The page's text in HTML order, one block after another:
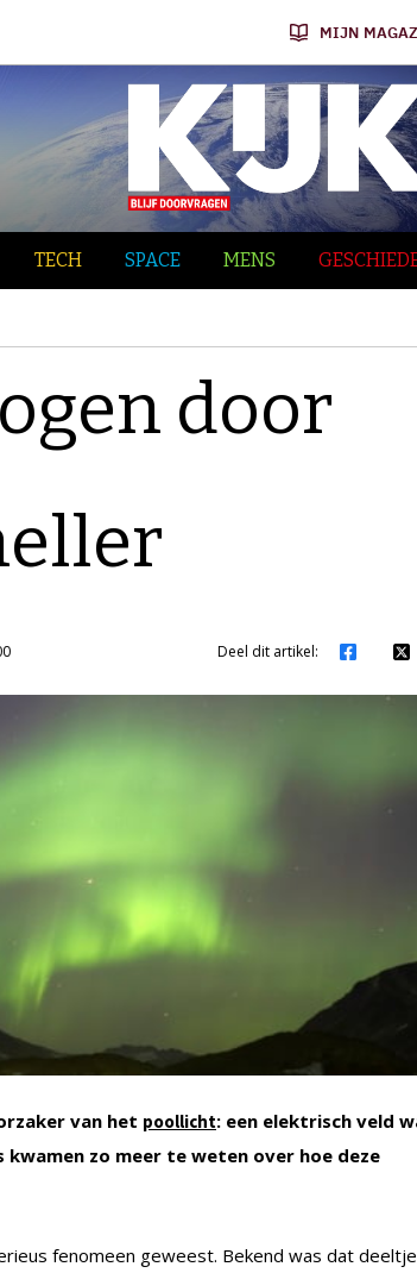
MIJN
TECH SPACE MENS
door
Deel dit artikel:
van het poollicht: een elektrisch veld
zo meer te weten over hoe deze
fenomeen geweest. Bekend was dat